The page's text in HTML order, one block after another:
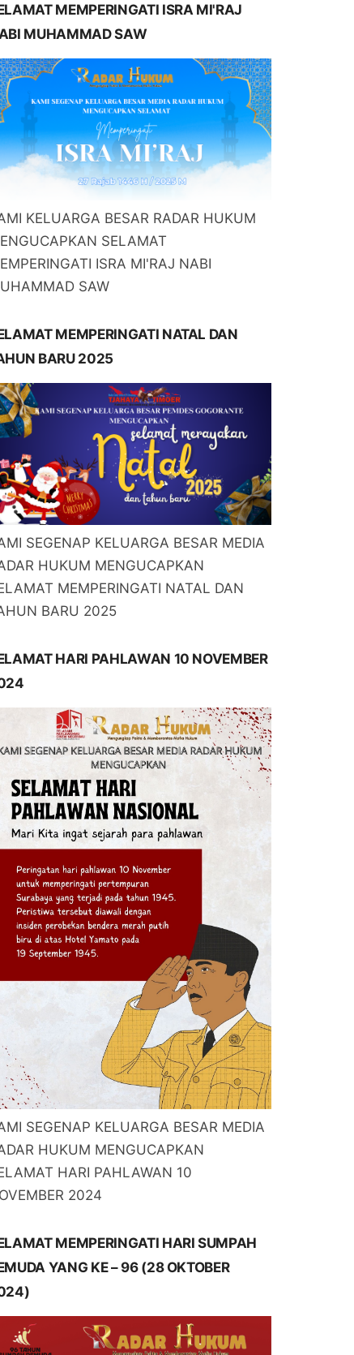
MEMPERINGATI ISRA MI'RAJ
MUHAMMAD SAW
KELUARGA BESAR RADAR HUKUM
SELAMAT
ISRA MI'RAJ NABI
SAW
MEMPERINGATI NATAL DAN
BARU 2025
SEGENAP KELUARGA BESAR MEDIA
HUKUM MENGUCAPKAN
MEMPERINGATI NATAL DAN
BARU 2025
HARI PAHLAWAN 10 NOVEMBER
SEGENAP KELUARGA BESAR MEDIA
HUKUM MENGUCAPKAN
HARI PAHLAWAN 10
2024
MEMPERINGATI HARI SUMPAH
YANG KE – 96 (28 OKTOBER